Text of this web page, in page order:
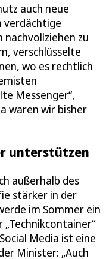
auch neue
verdächtige
nachvollziehen zu
verschlüsselte
wo es rechtlich
Messenger“,
waren wir bisher
unterstützen
außerhalb des
stärker in der
im Sommer ein
Media ist eine
Minister: „Auch